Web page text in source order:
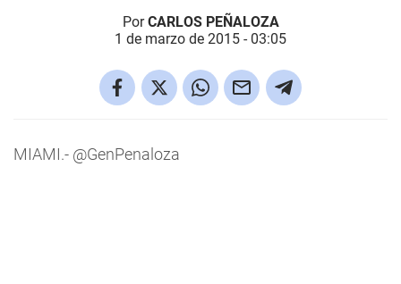
PorCARLOS PEÑALOZA
1 de marzo de 2015 - 03:05
MIAMI.- @GenPenaloza